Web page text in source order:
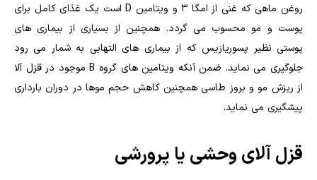
روغن ماهی که غنی از امگا ۳ و ویتامین D است یک غذای کامل برای
پوست و مو محسوب می گردد. همچنین از بسیاری از بیماری های
پوستی نظیر پسوریازیس که از بیماری های التهابی به شمار می رود
جلوگیری می نماید. ضمن آنکه ویتامین های گروه B موجود در قزل آلا
از ریزش مو و بروز طاسی همچنین کاهش حجم موها در دوران بارداری
پیشگیری می نماید.
قزل آلای وحشی یا پرورشی